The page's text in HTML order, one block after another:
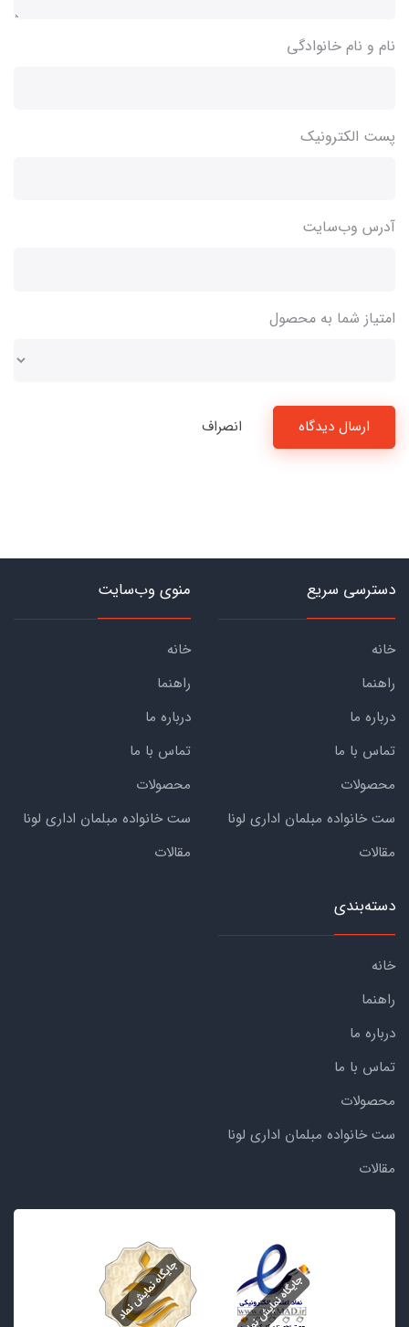
نام و نام خانوادگی
پست الکترونیک
آدرس وب‌سایت
امتیاز شما به محصول
ارسال دیدگاه انصراف
دسترسی سریع
خانه
راهنما
درباره ما
تماس با ما
محصولات
ست خانواده مبلمان اداری لونا
مقالات
منوی وب‌سایت
خانه
راهنما
درباره ما
تماس با ما
محصولات
ست خانواده مبلمان اداری لونا
مقالات
دسته‌بندی
خانه
راهنما
درباره ما
تماس با ما
محصولات
ست خانواده مبلمان اداری لونا
مقالات